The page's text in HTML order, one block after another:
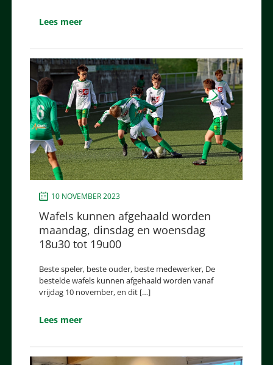
Lees meer
10 NOVEMBER 2023
Wafels kunnen afgehaald worden
maandag, dinsdag en woensdag
18u30 tot 19u00
Beste speler, beste ouder, beste medewerker, De
bestelde wafels kunnen afgehaald worden vanaf
vrijdag 10 november, en dit […]
Lees meer